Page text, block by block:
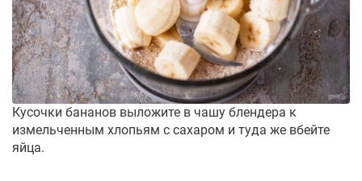
Кусочки бананов выложите в чашу блендера к
измельченным хлопьям с сахаром и туда же вбейте
яйца.